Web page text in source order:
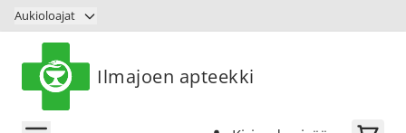
Siirry sisältöön
Aukioloajat
Ilmajoen apteekki